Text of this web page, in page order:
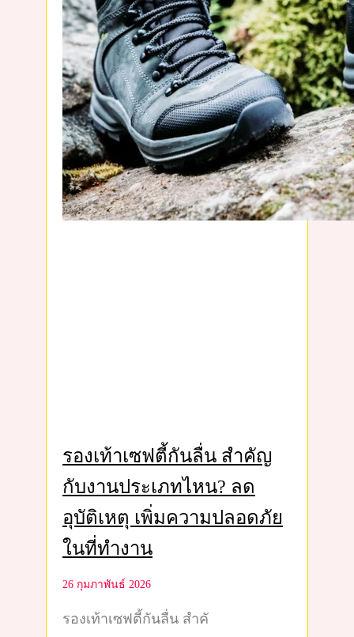
รองเท้าเซฟตี้กันลื่น สำคัญ
กับงานประเภทไหน? ลด
อุบัติเหตุ เพิ่มความปลอดภัย
ในที่ทำงาน
26 กุมภาพันธ์ 2026
รองเท้าเซฟตี้กันลื่น สำคั